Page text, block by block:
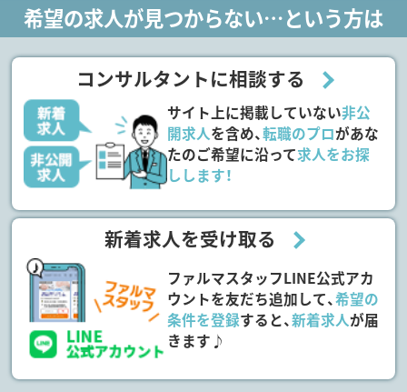
希望の求人が見つからない…という方は
コンサルタントに相談する
サイト上に掲載していない非公
開求人を含め、転職のプロがあな
たのご希望に沿って求人をお探
しします！
新着求人を受け取る
ファルマスタッフLINE公式アカ
ウントを友だち追加して、希望の
条件を登録すると、新着求人が届
きます♪